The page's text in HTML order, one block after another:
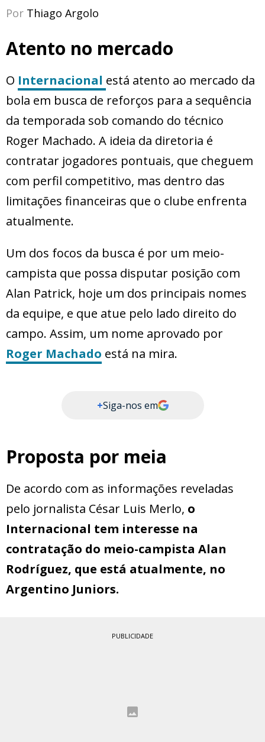
Por Thiago Argolo
Atento no mercado
O Internacional está atento ao mercado da
bola em busca de reforços para a sequência
da temporada sob comando do técnico
Roger Machado. A ideia da diretoria é
contratar jogadores pontuais, que cheguem
com perfil competitivo, mas dentro das
limitações financeiras que o clube enfrenta
atualmente.
Um dos focos da busca é por um meio-
campista que possa disputar posição com
Alan Patrick, hoje um dos principais nomes
da equipe, e que atue pelo lado direito do
campo. Assim, um nome aprovado por
Roger Machado está na mira.
+Siga-nos em
Proposta por meia
De acordo com as informações reveladas
pelo jornalista César Luis Merlo, o
Internacional tem interesse na
contratação do meio-campista Alan
Rodríguez, que está atualmente, no
Argentino Juniors.
PUBLICIDADE